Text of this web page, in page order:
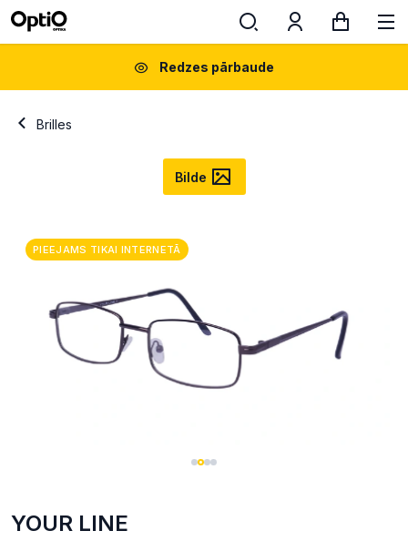
Redzes pārbaude
Brilles
Bilde
PIEEJAMS TIKAI INTERNETĀ
YOUR LINE